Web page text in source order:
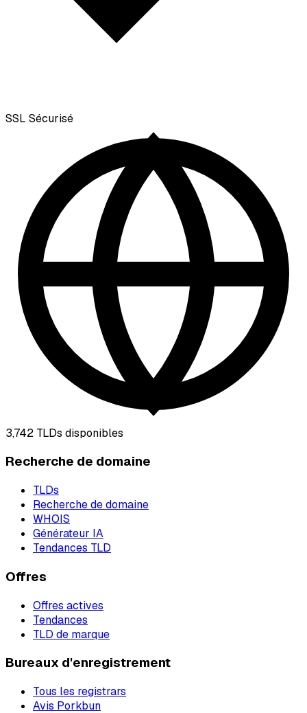
SSL Sécurisé
3,742 TLDs disponibles
Recherche de domaine
TLDs
Recherche de domaine
WHOIS
Générateur IA
Tendances TLD
Offres
Offres actives
Tendances
TLD de marque
Bureaux d'enregistrement
Tous les registrars
Avis Porkbun